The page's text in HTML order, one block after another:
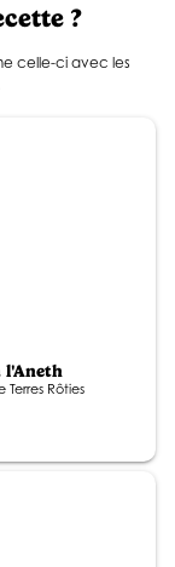
?
celle-ci avec les
l'Aneth
Rôties